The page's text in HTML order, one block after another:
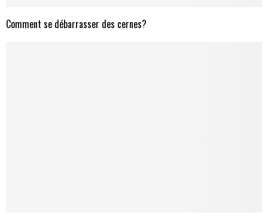
Comment se débarrasser des cernes?